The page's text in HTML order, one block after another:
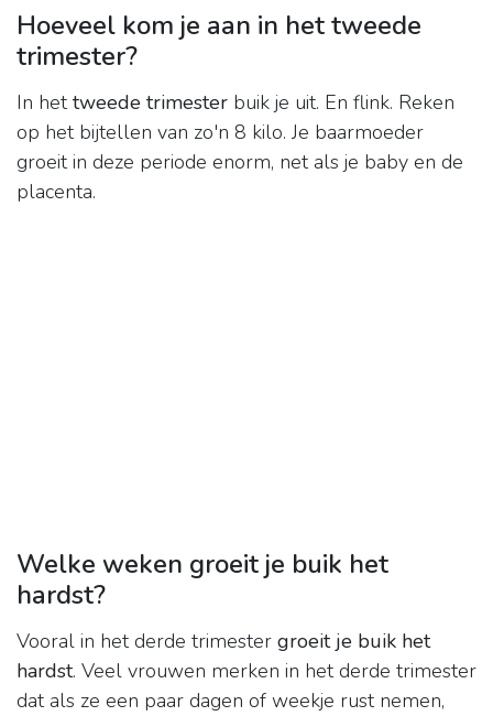
Hoeveel kom je aan in het tweede
trimester?
In hettweede trimester buik je uit. En flink. Reken
op het bijtellen van zo'n 8 kilo. Je baarmoeder
groeit in deze periode enorm, net als je baby en de
placenta.
Welke weken groeit je buik het
hardst?
Vooral in het derde trimester groeit je buik het
hardst. Veel vrouwen merken in het derde trimester
dat als ze een paar dagen of weekje rust nemen,